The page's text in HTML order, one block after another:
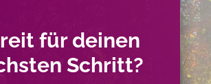
für deinen
Schritt?